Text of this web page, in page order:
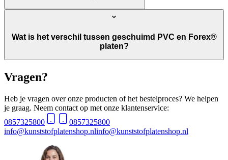
Wat is het verschil tussen geschuimd PVC en Forex®
platen?
Vragen?
Heb je vragen over onze producten of het bestelproces? We helpen
je graag. Neem contact op met onze klantenservice:
0857325800
0857325800
info@kunststofplatenshop.nlinfo@kunststofplatenshop.nl